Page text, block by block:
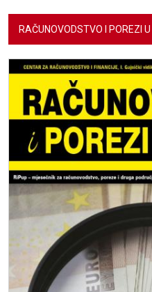
RAČUNOVODSTVO I POREZI U